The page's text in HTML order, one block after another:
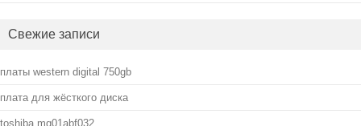
Свежие записи
платы western digital 750gb
плата для жёсткого диска
toshiba mq01abf032